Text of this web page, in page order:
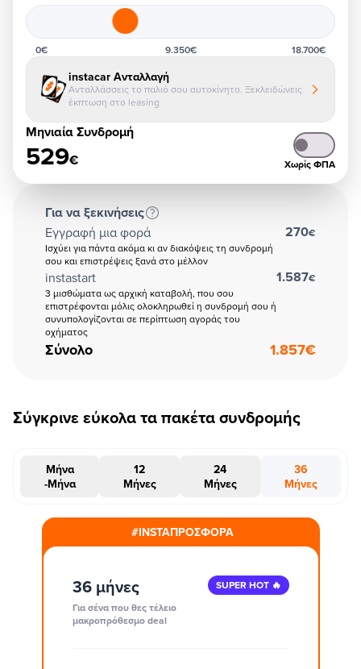
0€ 9.350€ 18.700€
instacar Ανταλλαγή
Ανταλλάσσεις το παλιό σου αυτοκίνητο. Ξεκλειδώνεις
έκπτωση στο leasing
Μηνιαία Συνδρομή
529€ Χωρίς ΦΠΑ
Για να ξεκινήσεις
Εγγραφή μια φορά
Ισχύει για πάντα ακόμα κι αν διακόψεις τη συνδρομή
σου και επιστρέψεις ξανά στο μέλλον
270€
instastart
3 μισθώματα ως αρχική καταβολή, που σου
επιστρέφονται μόλις ολοκληρωθεί η συνδρομή σου ή
συνυπολογίζονται σε περίπτωση αγοράς του
οχήματος
1.587€
Σύνολο 1.857€
Σύγκρινε εύκολα τα πακέτα συνδρομής
Μήνα
-Μήνα
12
Μήνες
24
Μήνες
36
Μήνες
#INSTAΠΡΟΣΦΟΡΑ
36 μήνες
Για σένα που θες τέλειο
μακροπρόθεσμο deal
SUPER HOT 🔥